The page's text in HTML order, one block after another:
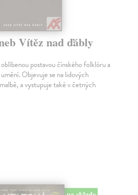
Vítěz nad ďábly
postavou čínského folklóru a
Objevuje se na lidových
a vystupuje také v četných